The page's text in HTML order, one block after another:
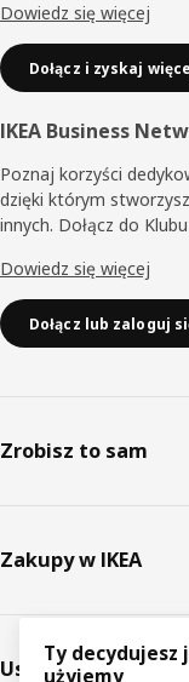
Dowiedz się więcej
Dołącz i zyskaj
IKEA Business
Poznaj korzyści
dzięki którym
innych. Dołącz do
Dowiedz się więcej
Dołącz lub zaloguj
Zrobisz to sam
Zakupy w IKEA
Usługi
Ty decydujesz